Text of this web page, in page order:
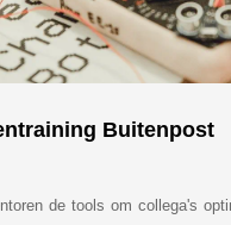
Buitenpost
de tools om collega's